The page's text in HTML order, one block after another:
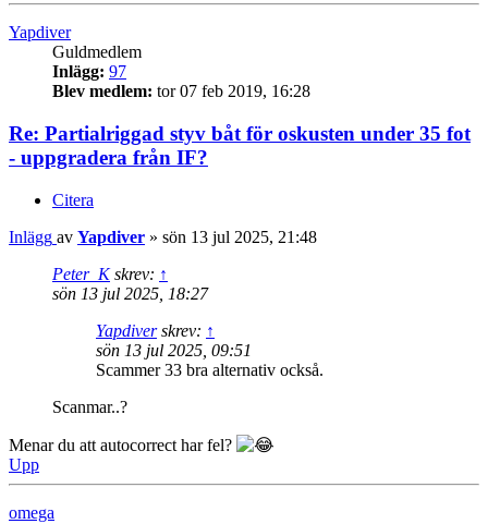
Yapdiver
Guldmedlem
Inlägg: 97
Blev medlem: tor 07 feb 2019, 16:28
Re: Partialriggad styv båt för oskusten under 35 fot
- uppgradera från IF?
Citera
Inlägg av Yapdiver » sön 13 jul 2025, 21:48
Peter_Kskrev: ↑
sön 13 jul 2025, 18:27
Yapdiverskrev: ↑
sön 13 jul 2025, 09:51
Scammer 33 bra alternativ också.
Scanmar..?
Menar du att autocorrect har fel?
Upp
omega